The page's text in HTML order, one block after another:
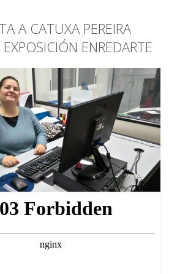
A CATUXA PEREIRA
ENREDARTE